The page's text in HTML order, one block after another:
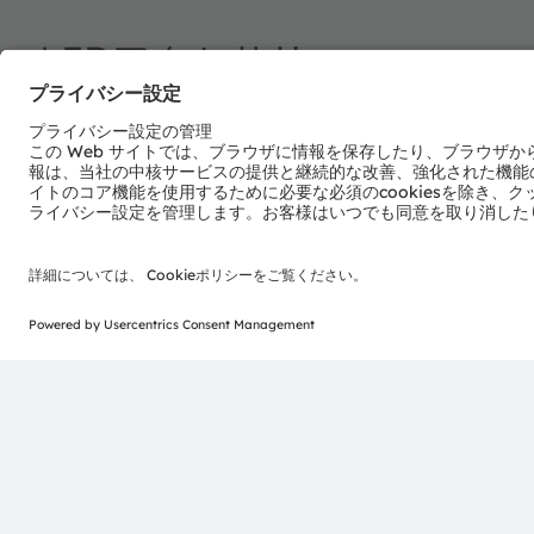
LEDアクセサリ
様々なLEDライティングアプリケーション用のセカン
ダリ光学素子です。
製品の選択 続きを読む